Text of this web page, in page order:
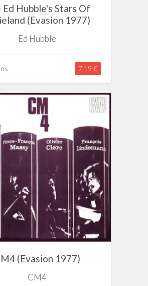
Ed Hubble's Stars Of
(Evasion 1977)
Ed Hubble
7,19 €
(Evasion 1977)
CM4